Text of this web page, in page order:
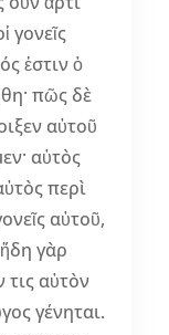
γονεῖς
ἐστιν ὁ
πῶς δὲ
αὐτοῦ
αὐτὸς
περὶ
αὐτοῦ,
γὰρ
τις αὐτὸν
γένηται.